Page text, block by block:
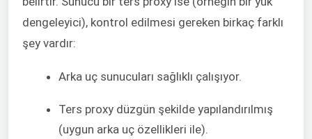
dengeleyici), kontrol edilmesi gereken birkaç farklı
şey vardır:
Arka uç sunucuları sağlıklı çalışıyor.
Ters proxy düzgün şekilde yapılandırılmış
(uygun arka uç özellikleri ile).